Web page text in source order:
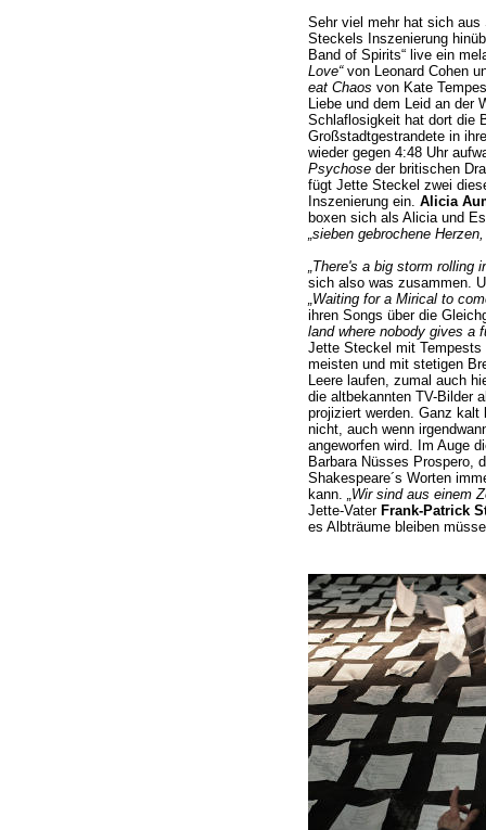
Sehr viel mehr hat sich
Steckels Inszenierung
Band of Spirits“ live ein
Love“von Leonard Cohen
eat Chaos von Kate
Liebe und dem Leid an der
Schlaflosigkeit hat dort die
Großstadtgestrandete in
wieder gegen 4:48 Uhr
Psychoseder britischen
fügt Jette Steckel zwei
Inszenierung ein. Alicia
boxen sich als Alicia und
„sieben gebrochene
„There's a big storm rolling
sich also was zusammen.
„Waiting for a Mirical to
ihren Songs über die
land where nobody gives a
Jette Steckel mit
meisten und mit stetigen
Leere laufen, zumal auch
die altbekannten TV-Bilder
projiziert werden. Ganz kalt
nicht, auch wenn
angeworfen wird. Im Auge
Barbara Nüsses Prospero,
Shakespeare´s Worten
kann. „Wir sind aus einem
Jette-Vater Frank-Patrick
es Albträume bleiben